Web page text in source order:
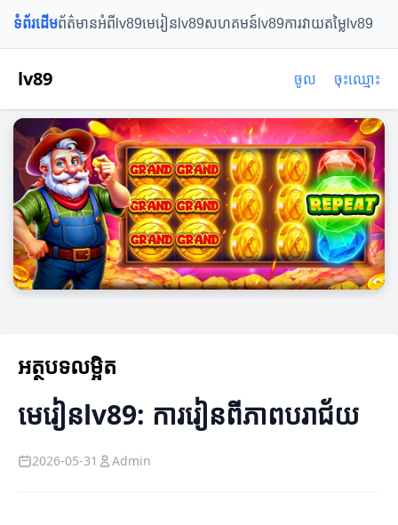
ទំព័រដើមព័ត៌មានអំពីlv89មេរៀនlv89សហគមន៍lv89ការវាយតម្លៃlv89
lv89 ចូល ចុះឈ្មោះ
អត្ថបទលម្អិត
មេរៀនlv89: ការរៀនពីភាពបរាជ័យ
2026-05-31 Admin